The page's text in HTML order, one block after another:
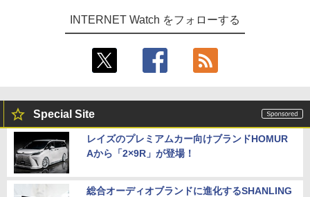
INTERNET Watch をフォローする
Special Site
レイズのプレミアムカー向けブランドHOMUR
Aから「2×9R」が登場！
総合オーディオブランドに進化するSHANLING